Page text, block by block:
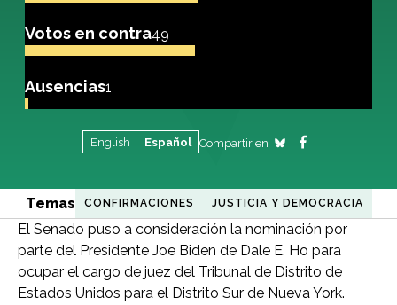
Votos en contra49
Ausencias1
English Español Compartir en
Temas CONFIRMACIONES JUSTICIA Y DEMOCRACIA
El Senado puso a consideración la nominación por
parte del Presidente Joe Biden de Dale E. Ho para
ocupar el cargo de juez del Tribunal de Distrito de
Estados Unidos para el Distrito Sur de Nueva York.